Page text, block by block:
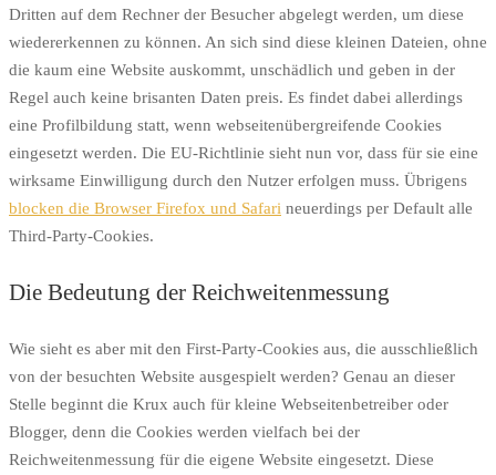
Dritten auf dem Rechner der Besucher abgelegt werden, um diese
wiedererkennen zu können. An sich sind diese kleinen Dateien, ohne
die kaum eine Website auskommt, unschädlich und geben in der
Regel auch keine brisanten Daten preis. Es findet dabei allerdings
eine Profilbildung statt, wenn webseitenübergreifende Cookies
eingesetzt werden. Die EU-Richtlinie sieht nun vor, dass für sie eine
wirksame Einwilligung durch den Nutzer erfolgen muss. Übrigens
blocken die Browser Firefox und Safari neuerdings per Default alle
Third-Party-Cookies.
Die Bedeutung der Reichweitenmessung
Wie sieht es aber mit den First-Party-Cookies aus, die ausschließlich
von der besuchten Website ausgespielt werden? Genau an dieser
Stelle beginnt die Krux auch für kleine Webseitenbetreiber oder
Blogger, denn die Cookies werden vielfach bei der
Reichweitenmessung für die eigene Website eingesetzt. Diese